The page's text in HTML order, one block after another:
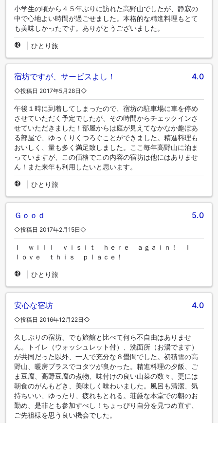
小学生の頃から４５年ぶりに訪れた高野山でしたが、静寂の
中で心地よい時間が過ごせました。本格的な精進料理もとて
も美味しかったです。ありがとうございました。
ひとり旅
宿坊ですが、サービスよし！ 4.0
◇投稿日 2017年5月28日◇
午後１時に到着してしまったので、宿坊の駐車場に車を停め
させていただく予定でしたが、その時間からチェックインさ
せていただきました！部屋からは庭が見えてなかなか趣ぼあ
る部屋で、ゆっくりくつろぐことができました。精進料理も
おいしく、量も多く満足致しました。ここ毎年高野山に泊ま
っていますが、この価格でこの内容の宿坊は他にはありませ
ん！また来年も利用したいと思います。
ひとり旅
Ｇｏｏｄ 5.0
◇投稿日 2017年2月15日◇
Ｉ ｗｉｌｌ ｖｉｓｉｔ ｈｅｒｅ ａｇａｉｎ！ Ｉ
ｌｏｖｅ ｔｈｉｓ ｐｌａｃｅ！
ひとり旅
安心な宿坊 4.0
◇投稿日 2016年12月22日◇
久しぶりの宿坊、でも旅館と比べて何ら不自由はありませ
ん。トイレ（ウォッシュレット付）、洗面所（お湯でます）
が共同だった以外、一人で充分な８畳間でした。初積雪の高
野山、暖房プラスでコタツが良かった。精進料理の夕飯、ご
ま豆腐、高野豆腐の煮物、味付けの良い山菜の数々、更には
朝食のがんもどき、美味しく味わいました。風呂も清潔、気
持ちいい、ゆったり、疲れもとれる。荘厳な本堂での朝のお
勤め、是非とも参加すべし！ちょっぴり自分を見つめ直す、
ご先祖様を思う良い機会でした。